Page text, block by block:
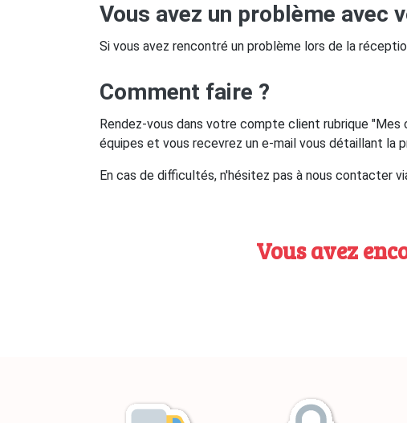
Vous avez un problème avec
Si vous avez rencontré un problème lors de la
Comment faire ?
Rendez-vous dans votre compte client rubrique
équipes et vous recevrez un e-mail vous détaillant la
En cas de difficultés, n'hésitez pas à nous contacter
Vous avez